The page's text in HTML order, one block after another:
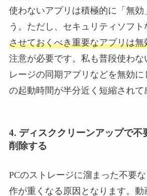
使わないアプリは積極的に「無効
う。ただし、セキュリティソフト
させておくべき重要なアプリは無
注意が必要です。私も普段使わな
レージの同期アプリなどを無効に
の起動時間が半分近く短縮されて
4. ディスククリーンアップで不
削除する
PCのストレージに溜まった不要
作が重くなる原因となります。動